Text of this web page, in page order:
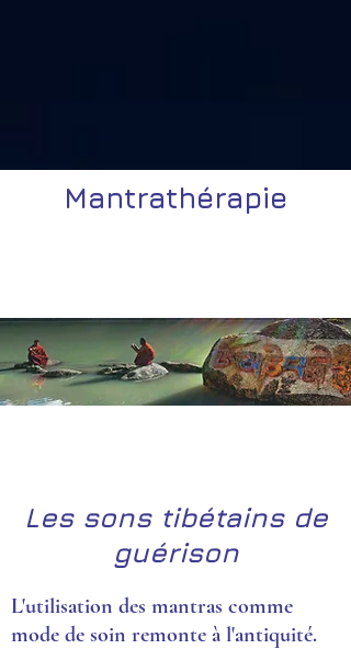
Mantrathérapie
Les sons tibétains de
guérison
L'utilisation des mantras comme
mode de soin remonte à l'antiquité.